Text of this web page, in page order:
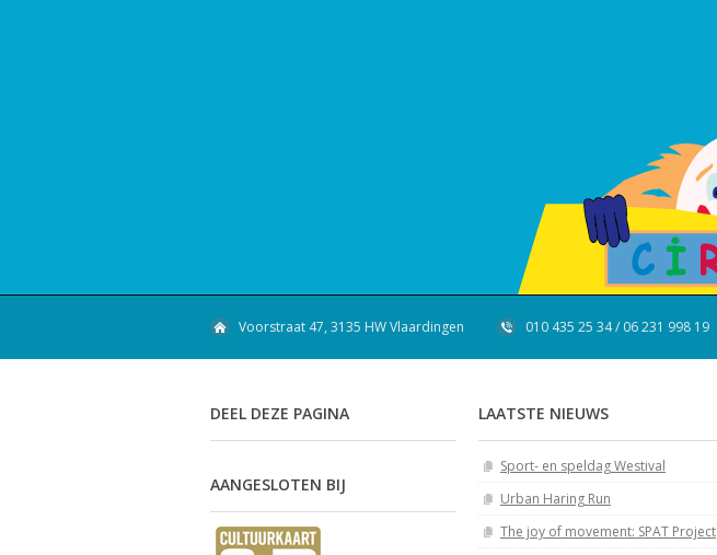
Voorstraat 47, 3135 HW Vlaardingen 010 435 25 34 / 06 231 998 19
DEEL DEZE PAGINA
AANGESLOTEN BIJ
LAATSTE NIEUWS
Sport- en speldag Westival
Urban Haring Run
The joy of movement: SPAT Project